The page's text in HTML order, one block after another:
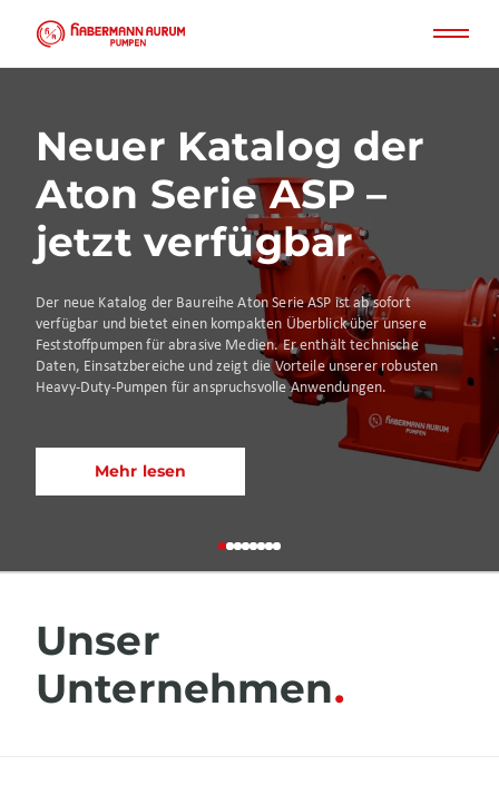
Neuer Katalog der
Aton Serie ASP –
jetzt verfügbar
Der neue Katalog der Baureihe Aton Serie ASP ist ab sofort
verfügbar und bietet einen kompakten Überblick über unsere
Feststoffpumpen für abrasive Medien. Er enthält technische
Daten, Einsatzbereiche und zeigt die Vorteile unserer robusten
Heavy-Duty-Pumpen für anspruchsvolle Anwendungen.
Mehr lesen
Unser
Unternehmen